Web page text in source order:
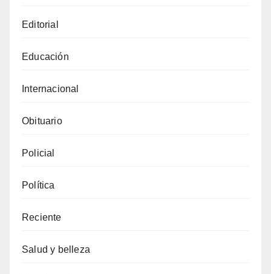
Editorial
Educación
Internacional
Obituario
Policial
Política
Reciente
Salud y belleza